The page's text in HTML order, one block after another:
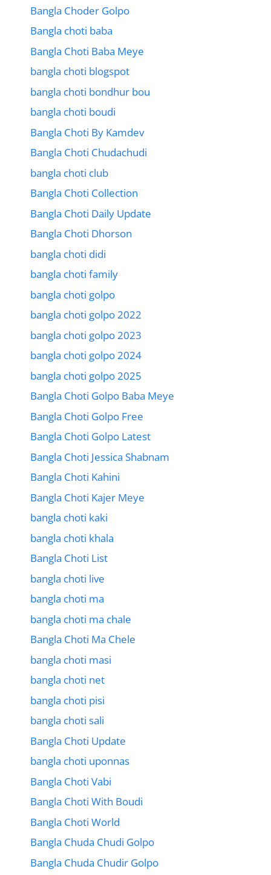
Bangla Choder Golpo
Bangla choti baba
Bangla Choti Baba Meye
bangla choti blogspot
bangla choti bondhur bou
bangla choti boudi
Bangla Choti By Kamdev
Bangla Choti Chudachudi
bangla choti club
Bangla Choti Collection
Bangla Choti Daily Update
Bangla Choti Dhorson
bangla choti didi
bangla choti family
bangla choti golpo
bangla choti golpo 2022
bangla choti golpo 2023
bangla choti golpo 2024
bangla choti golpo 2025
Bangla Choti Golpo Baba Meye
Bangla Choti Golpo Free
Bangla Choti Golpo Latest
Bangla Choti Jessica Shabnam
Bangla Choti Kahini
Bangla Choti Kajer Meye
bangla choti kaki
bangla choti khala
Bangla Choti List
bangla choti live
bangla choti ma
bangla choti ma chale
Bangla Choti Ma Chele
bangla choti masi
bangla choti net
bangla choti pisi
bangla choti sali
Bangla Choti Update
bangla choti uponnas
Bangla Choti Vabi
Bangla Choti With Boudi
Bangla Choti World
Bangla Chuda Chudi Golpo
Bangla Chuda Chudir Golpo